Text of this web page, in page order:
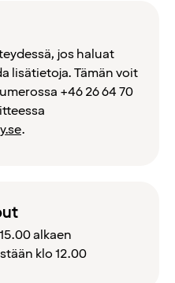
jos haluat
lisätietoja. Tämän voit
+46 26 64 70
.
alkaen
klo 12.00